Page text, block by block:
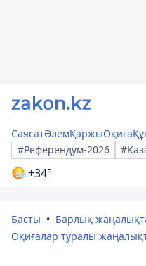
СаясатӘлемҚаржыОқиға
#Референдум-2026
+34°
Басты
Барлық
Оқиғалар туралы